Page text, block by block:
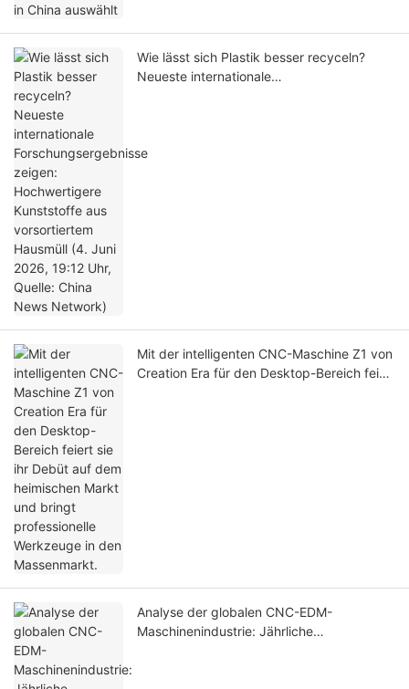
Wie lässt sich Plastik besser recyceln?
Neueste internationale
19:12 Uhr, Quelle: China News Network)
Mit der intelligenten CNC-Maschine Z1 von
Creation Era für den Desktop-Bereich feiert
Analyse der globalen CNC-EDM-
Maschinenindustrie: Jährliche